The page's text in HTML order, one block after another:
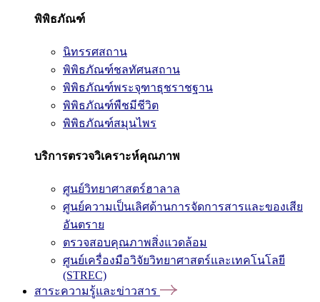
พิพิธภัณฑ์
นิทรรศสถาน
พิพิธภัณฑ์ชลทัศนสถาน
พิพิธภัณฑ์พระจุฑาธุชราชฐาน
พิพิธภัณฑ์พืชมีชีวิต
พิพิธภัณฑ์สมุนไพร
บริการตรวจวิเคราะห์คุณภาพ
ศูนย์วิทยาศาสตร์ฮาลาล
ศูนย์ความเป็นเลิศด้านการจัดการสารและของเสีย
อันตราย
ตรวจสอบคุณภาพสิ่งแวดล้อม
ศูนย์เครื่องมือวิจัยวิทยาศาสตร์และเทคโนโลยี
(STREC)
สาระความรู้และข่าวสาร